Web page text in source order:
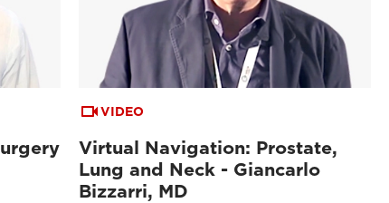
VIDEO
Virtual Navigation: Prostate,
Lung and Neck - Giancarlo
Bizzarri, MD